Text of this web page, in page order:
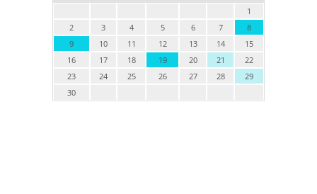
1
2
3 4 5 6 7
8
9
10 11 12 13 14
15
16
17 18 19 20 21
22
23
24 25 26 27 28
29
30